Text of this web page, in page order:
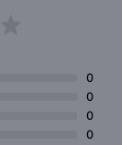
0
0
0
0